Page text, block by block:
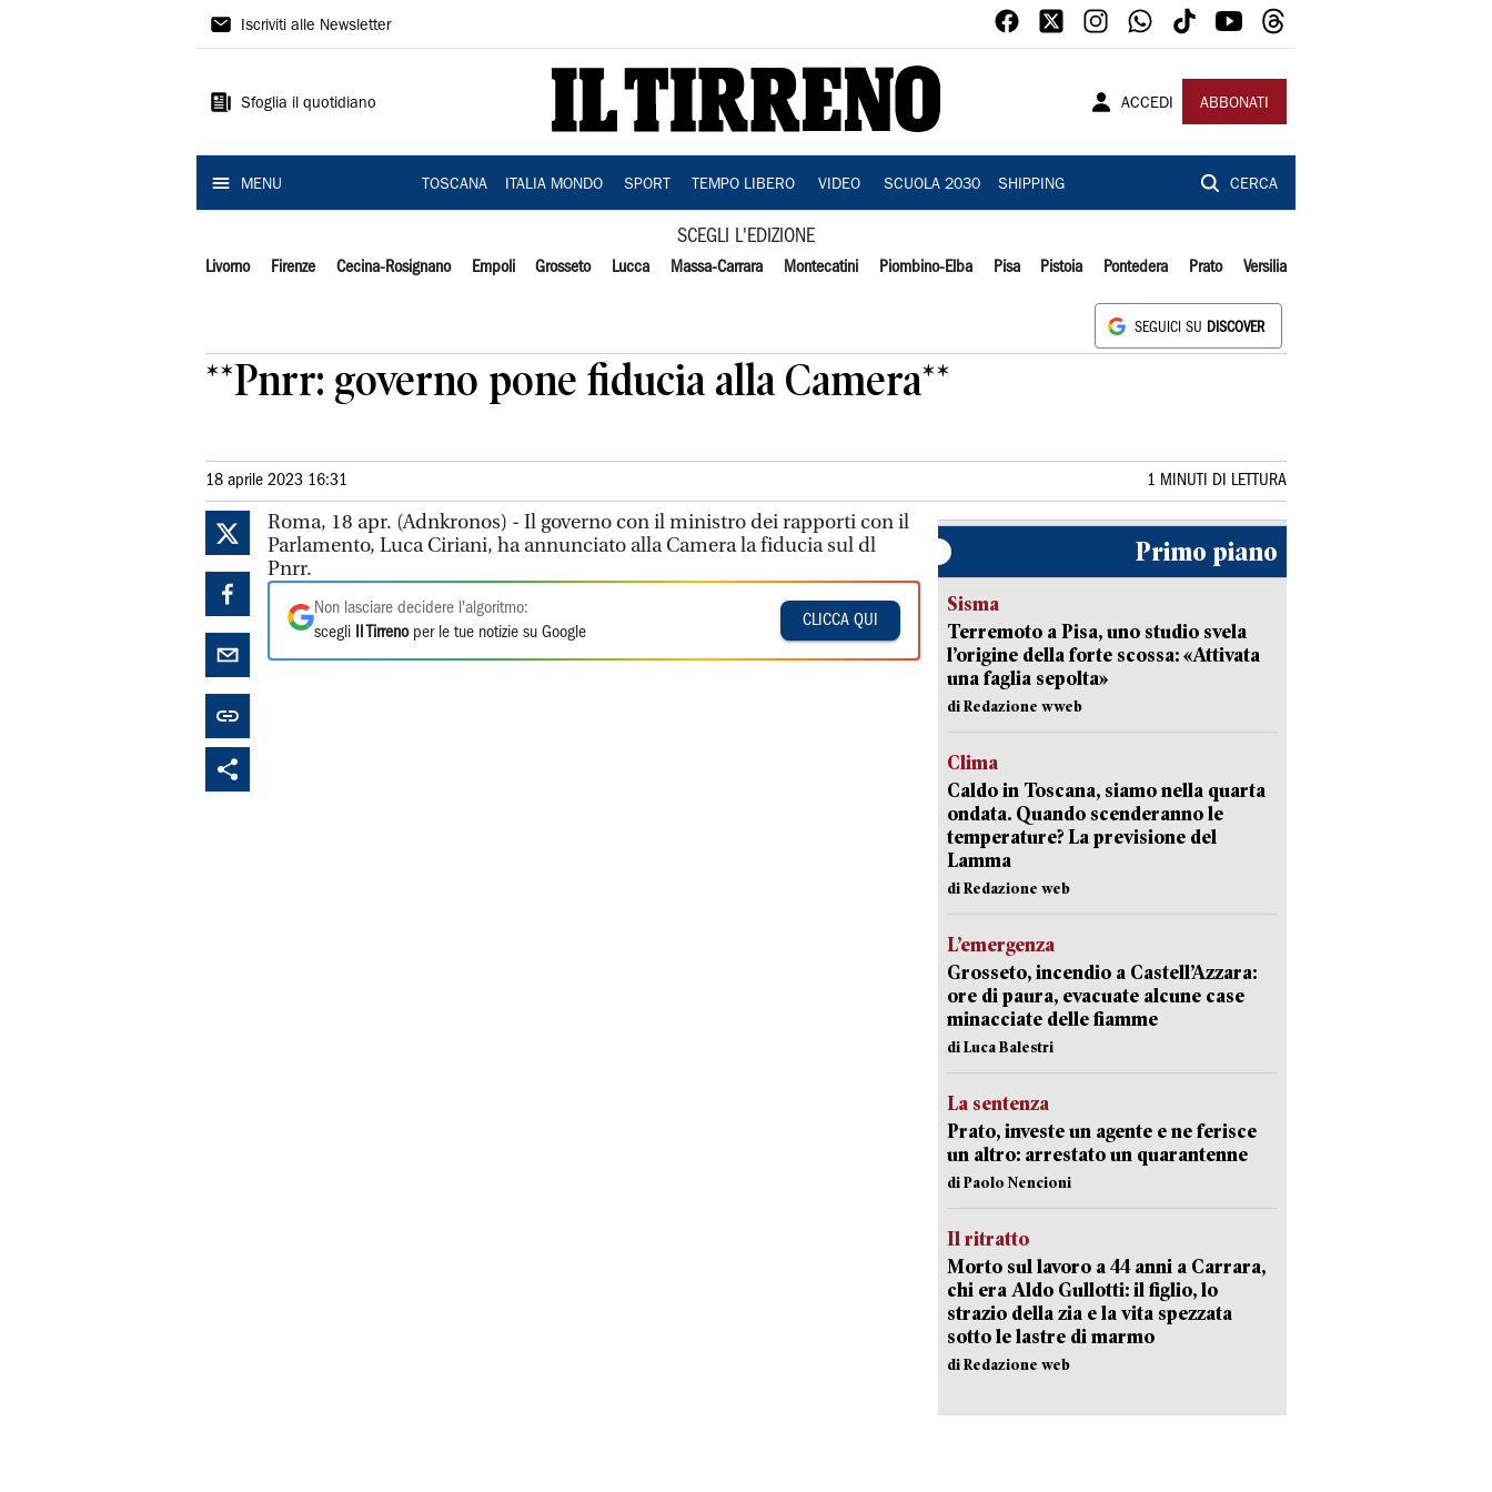
Il
Iscriviti alle Newsletter
Sfoglia il quotidiano ACCEDI ABBONATI
MENU TOSCANA ITALIA MONDO SPORT TEMPO LIBERO VIDEO SCUOLA 2030 SHIPPING CERCA
SCEGLI L'EDIZIONE
Livorno Firenze Cecina-Rosignano Empoli Grosseto Lucca Massa-Carrara Montecatini Piombino-Elba Pisa Pistoia Pontedera Prato Versilia
SEGUICI SU DISCOVER
**Pnrr: governo pone fiducia alla Camera**
18 aprile 2023 16:31 1 MINUTI DI LETTURA
Roma, 18 apr. (Adnkronos) - Il governo con il ministro dei rapporti con il
Parlamento, Luca Ciriani, ha annunciato alla Camera la fiducia sul dl
Pnrr.
Non lasciare decidere l'algoritmo:
scegli
Il Tirrenoper le tue notizie su Google
CLICCA QUI
Primo piano
Sisma
Terremoto a Pisa, uno studio svela
l’origine della forte scossa: «Attivata
una faglia sepolta»
di Redazione wweb
Clima
Caldo in Toscana, siamo nella quarta
ondata. Quando scenderanno le
temperature? La previsione del
Lamma
di Redazione web
L’emergenza
Grosseto, incendio a Castell’Azzara:
ore di paura, evacuate alcune case
minacciate delle fiamme
di Luca Balestri
La sentenza
Prato, investe un agente e ne ferisce
un altro: arrestato un quarantenne
di Paolo Nencioni
Il ritratto
Morto sul lavoro a 44 anni a Carrara,
chi era Aldo Gullotti: il figlio, lo
strazio della zia e la vita spezzata
sotto le lastre di marmo
di Redazione web